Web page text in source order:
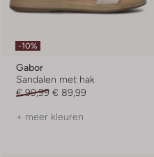
-10%
Gabor
Sandalen met hak
€ 99,99 € 89,99
+ meer kleuren